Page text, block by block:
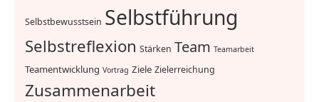
Selbstbewusstsein Selbstführung
Selbstreflexion Stärken Team Teamarbeit
Teamentwicklung Vortrag Ziele Zielerreichung
Zusammenarbeit